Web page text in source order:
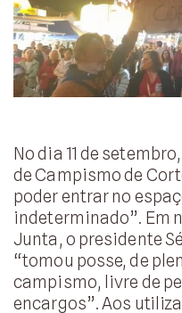
No dia 11 de
de Campismo de
poder entrar no
indeterminado”. Em
Junta, o presidente
“tomou posse, de
campismo, livre de
encargos”. Aos